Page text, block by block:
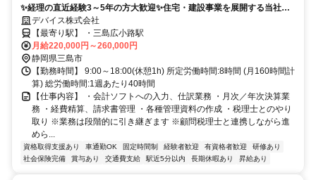
✨経理の直近経験3～5年の方大歓迎✨住宅・建設事業を展開する当社に
て募集中 ✅月給22万円〜✅完全週休2日制(土日祝)／年休125日✅充実の
福利厚生あり
デバイス株式会社
【最寄り駅】 ・三島広小路駅
月給220,000円～260,000円
静岡県三島市
【勤務時間】 9:00～18:00(休憩1h) 所定労働時間:8時間 (月160時間計
算) 総労働時間:1週あたり40時間
【仕事内容】 ・会計ソフトへの入力、仕訳業務 ・月次／年次決算業
務 ・経費精算、請求書管理 ・各種管理資料の作成 ・税理士とのやり
取り ※業務は段階的に引き継ぎます ※顧問税理士と連携しながら進
めら...
資格取得支援あり 車通勤OK 固定時間制 経験者歓迎 有資格者歓迎
研修あり
社会保険完備
賞与あり 交通費支給 駅近5分以内 長期休暇あり 昇給あり